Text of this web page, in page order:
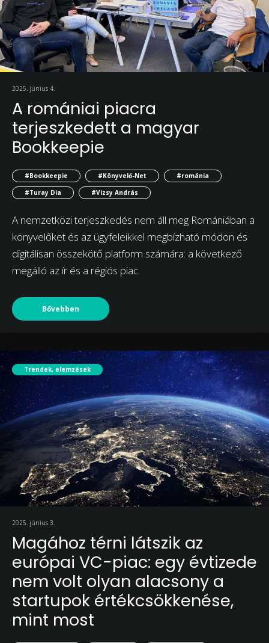
2025. június 4.
A romániai piacra
terjeszkedett a magyar
Bookkeepie
#Bookkeepie #Könyvelő-Net
#románia
#Turay Dia
#Vizsy András
A nemzetközi terjeszkedés nem áll meg Romániában a
könyvelőket és az ügyfeleikkel megbízható módon és
digitálisan összekötő platform számára: a következő
megálló az ír és a régiós piac.
Bővebben
Trendek, elemzések
2025. június 3.
Magához térni látszik az
európai VC-piac: egy évtizede
nem volt olyan alacsony a
startupok értékcsökkenése,
mint most